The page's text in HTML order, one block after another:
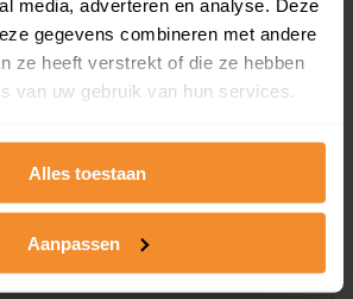
media, adverteren en analyse. Deze
gegevens combineren met andere
ze heeft verstrekt of die ze hebben
van uw gebruik van hun services.
Alles toestaan
Aanpassen
pakket
ligging perceel
met de kadastrale erfgrenzen,